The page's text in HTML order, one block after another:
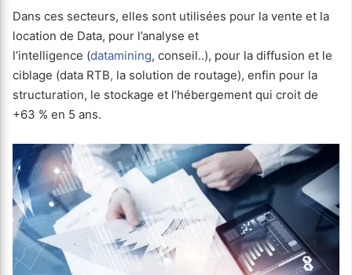
Dans ces secteurs, elles sont utilisées pour la vente et la
location de Data, pour l’analyse et
l’intelligence (datamining, conseil..), pour la diffusion et le
ciblage (data RTB, la solution de routage), enfin pour la
structuration, le stockage et l’hébergement qui croit de
+63 % en 5 ans.